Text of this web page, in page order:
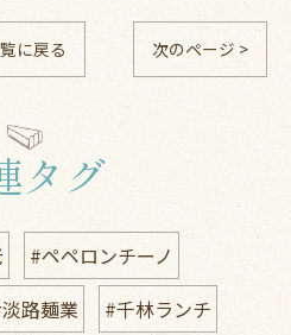
に戻る 次のページ >
タグ
#ペペロンチーノ
路麺業
#千林ランチ